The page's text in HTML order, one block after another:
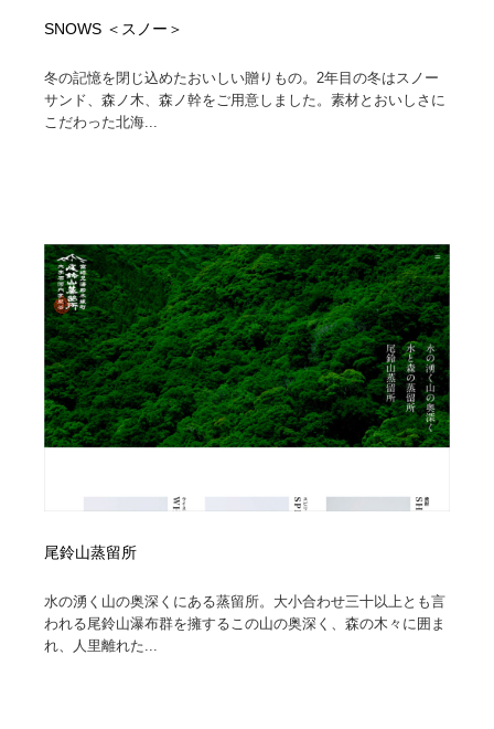
SNOWS ＜スノー＞
冬の記憶を閉じ込めたおいしい贈りもの。2年目の冬はスノー
サンド、森ノ木、森ノ幹をご用意しました。素材とおいしさに
こだわった北海...
尾鈴山蒸留所
水の湧く山の奥深くにある蒸留所。大小合わせ三十以上とも言
われる尾鈴山瀑布群を擁するこの山の奥深く、森の木々に囲ま
れ、人里離れた...